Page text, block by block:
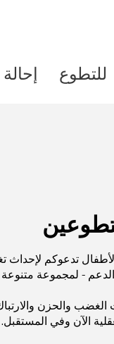
للتطوع
تدعوكم
- لمجموعة متنوعة
الغضب والحزن
الآن وفي المستقبل.